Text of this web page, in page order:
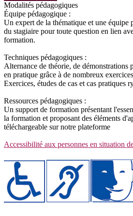
Modalités pédagogiques
Équipe pédagogique :
Un expert de la thématique et une équipe
du stagiaire pour toute question en lien
formation.
Techniques pédagogiques :
Alternance de théorie, de démonstrations
en pratique grâce à de nombreux
Exercices, études de cas et cas pratiques
Ressources pédagogiques :
Un support de formation présentant
la formation et proposant des éléments
téléchargeable sur notre plateforme
Accessibilité aux personnes en situation